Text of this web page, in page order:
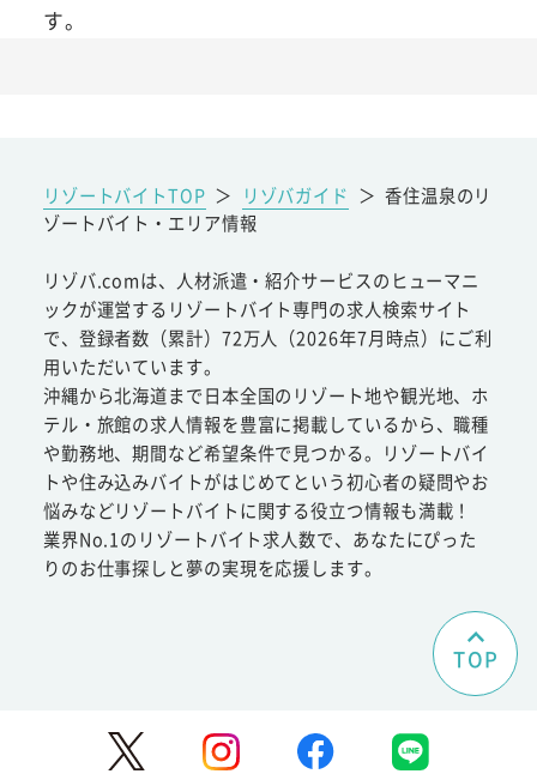
す。
リゾートバイトTOP ＞ リゾバガイド ＞ 香住温泉のリ
ゾートバイト・エリア情報
リゾバ.comは、人材派遣・紹介サービスのヒューマニ
ックが運営するリゾートバイト専門の求人検索サイト
で、登録者数（累計）72万人（2026年7月時点）にご利
用いただいています。
沖縄から北海道まで日本全国のリゾート地や観光地、ホ
テル・旅館の求人情報を豊富に掲載しているから、職種
や勤務地、期間など希望条件で見つかる。リゾートバイ
トや住み込みバイトがはじめてという初心者の疑問やお
悩みなどリゾートバイトに関する役立つ情報も満載！
業界No.1のリゾートバイト求人数で、あなたにぴった
りのお仕事探しと夢の実現を応援します。
TOP